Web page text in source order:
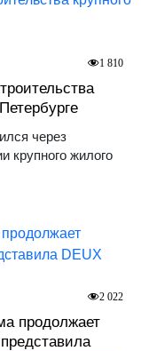
через
крупного жилого
1 810
продолжает
2 022